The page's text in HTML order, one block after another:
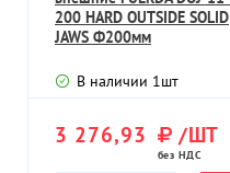
200 HARD OUTSIDE SOLID
JAWS Ф200мм
В наличии 1шт
3 276,93 /ШТ
без НДС